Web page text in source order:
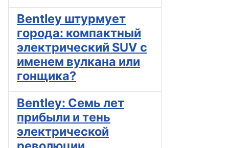
Bentley штурмует
города: компактный
электрический SUV с
именем вулкана или
гонщика?
Bentley: Семь лет
прибыли и тень
электрической